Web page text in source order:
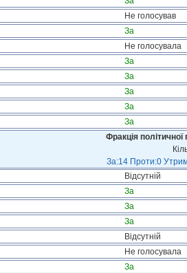
Не голосував
За
Не голосувала
За
За
За
За
За
Фракція
За:14 Проти:0
Відсутній
За
За
За
Відсутній
Не голосувала
За